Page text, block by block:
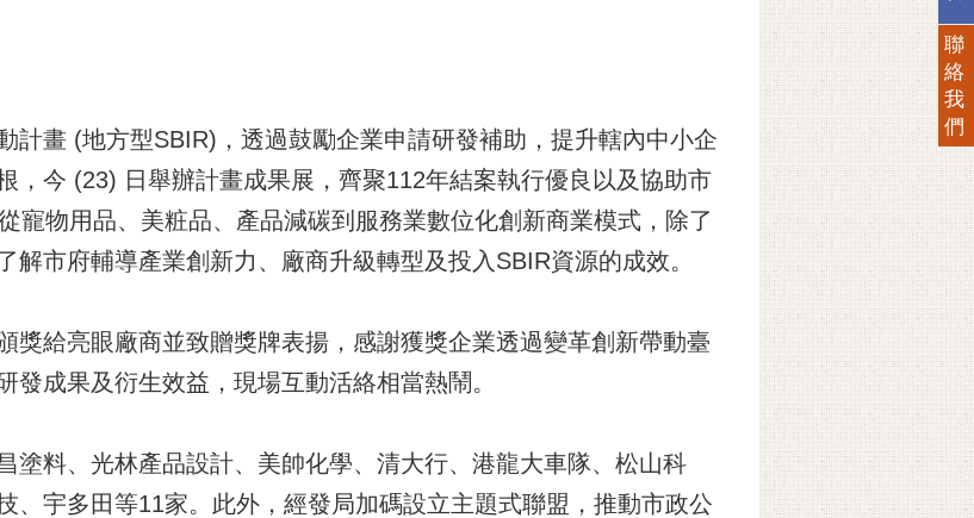
計畫 (地方型SBIR)，透過鼓勵企業申請研發補助，提升轄內中小企
，今 (23) 日舉辦計畫成果展，齊聚112年結案執行優良以及協助市
寵物用品、美粧品、產品減碳到服務業數位化創新商業模式，除了
市府輔導產業創新力、廠商升級轉型及投入SBIR資源的成效。
獎給亮眼廠商並致贈獎牌表揚，感謝獲獎企業透過變革創新帶動臺
成果及衍生效益，現場互動活絡相當熱鬧。
塗料、光林產品設計、美帥化學、清大行、港龍大車隊、松山科
、宇多田等11家。此外，經發局加碼設立主題式聯盟，推動市政公
聯
絡
我
們